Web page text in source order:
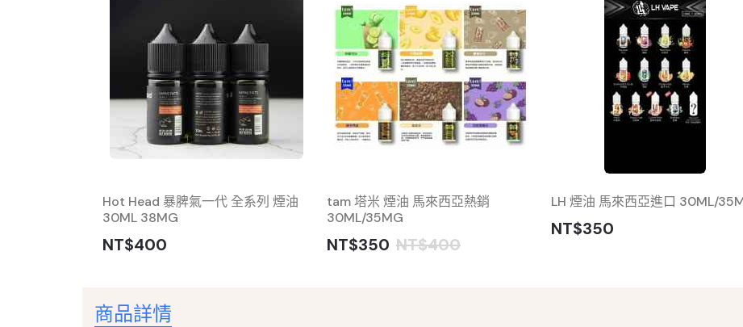
Hot Head 暴脾氣一代 全系列 煙油
30ML 38MG
NT$400
tam 塔米 煙油 馬來西亞熱銷
30ML/35MG
NT$350 NT$400
LH 煙油 馬來西亞進口 30ML/
NT$350
商品詳情